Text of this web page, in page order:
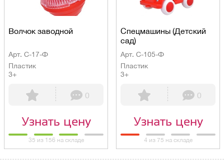
Волчок заводной
Арт. С-17-Ф
Пластик
3+
0
Узнать цену
35 из 156 на складе
Спецмашины (Детский
сад)
Арт. С-105-Ф
Пластик
3+
0
Узнать цену
4 из 75 на складе